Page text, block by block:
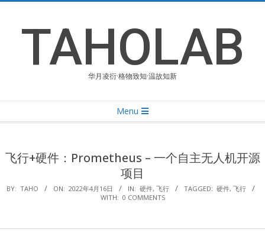
contentTAHOLAB
华月凌衍·格物致知·温故知新
Navigation
Menu
飞行+硬件：Prometheus – 一个自主无人机开源
项目
BY: TAHO ON: 2022年4月16日 IN: 硬件, 飞行 TAGGED: 硬件, 飞行
WITH: 0 COMMENTS